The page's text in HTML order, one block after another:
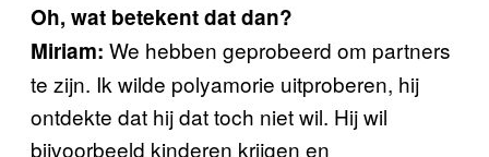
Oh, wat betekent dat dan?
Miriam: We hebben geprobeerd om partners
te zijn. Ik wilde polyamorie uitproberen, hij
ontdekte dat hij dat toch niet wil. Hij wil
bijvoorbeeld kinderen krijgen en